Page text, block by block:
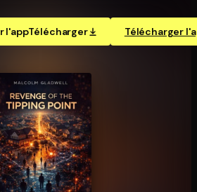
l'appTélécharger Télécharger